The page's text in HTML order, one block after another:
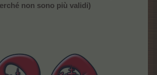
non sono più validi)